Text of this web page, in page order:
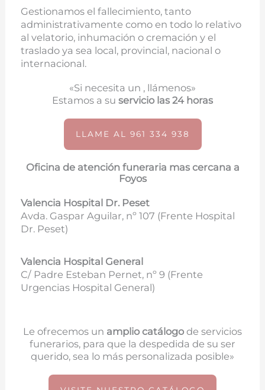
Gestionamos el fallecimiento, tanto
administrativamente como en todo lo relativo
al velatorio, inhumación o cremación y el
traslado ya sea local, provincial, nacional o
internacional.
«Si necesita un , llámenos»
Estamos a su servicio las 24 horas
LLAME AL 961 334 938
Oficina de atención funeraria mas cercana a
Foyos
Valencia Hospital Dr. Peset
Avda. Gaspar Aguilar, nº 107 (Frente Hospital
Dr. Peset)
Valencia Hospital General
C/ Padre Esteban Pernet, nº 9 (Frente
Urgencias Hospital General)
Le ofrecemos un amplio catálogo de servicios
funerarios, para que la despedida de su ser
querido, sea lo más personalizada posible»